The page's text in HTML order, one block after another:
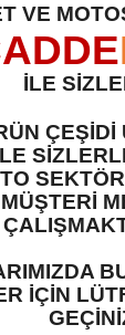
VE
İLE
ÇEŞİDİ
İÇİN